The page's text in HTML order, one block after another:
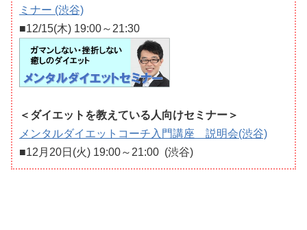
ミナー (渋谷)
■12/15(木) 19:00～21:30
＜ダイエットを教えている人向けセミナー＞
メンタルダイエットコーチ入門講座 説明会(渋谷)
■12月20日(火) 19:00～21:00 (渋谷)